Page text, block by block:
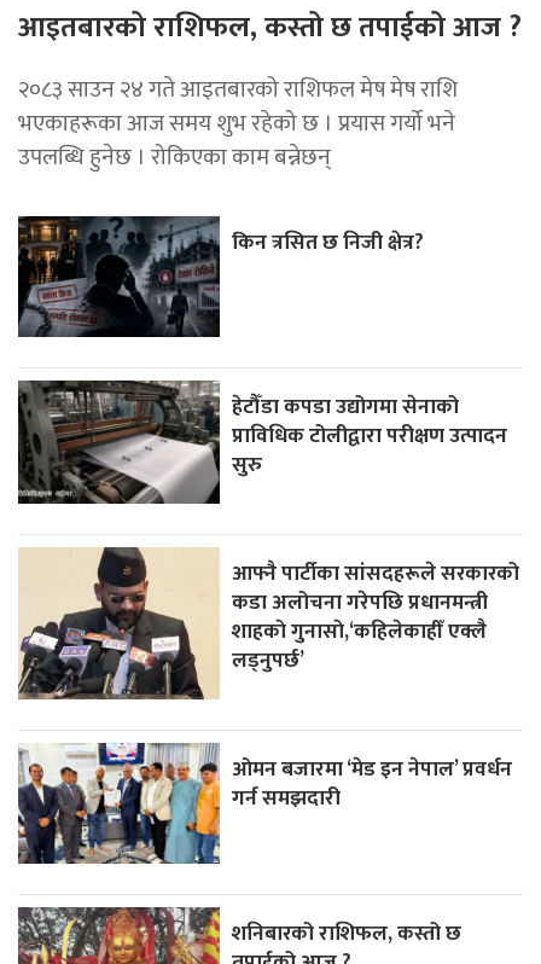
आइतबारको राशिफल, कस्तो छ तपाईको आज ?
२०८३ साउन २४ गते आइतबारको राशिफल मेष मेष राशि
भएकाहरूका आज समय शुभ रहेको छ । प्रयास गर्यो भने
उपलब्धि हुनेछ । रोकिएका काम बन्नेछन्
किन त्रसित छ निजी क्षेत्र?
हेटौँडा कपडा उद्योगमा सेनाको
प्राविधिक टोलीद्वारा परीक्षण उत्पादन
सुरु
आफ्नै पार्टीका सांसदहरूले सरकारको
कडा अलोचना गरेपछि प्रधानमन्त्री
शाहकाे गुनासाे,‘कहिलेकाहीँ एक्लै
लड्नुपर्छ’
ओमन बजारमा ‘मेड इन नेपाल’ प्रवर्धन
गर्न समझदारी
शनिबारको राशिफल, कस्तो छ